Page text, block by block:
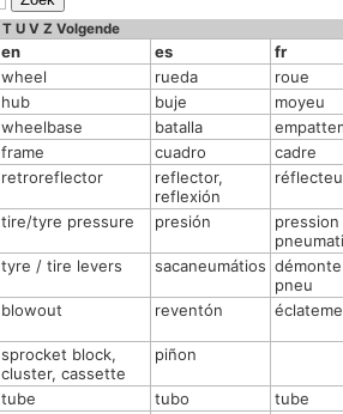
T U V Z Volgende
en es fr
wheel rueda roue
hub buje moyeu
wheelbase batalla
frame cuadro cadre
retroreflector
reflector,
reflexión
tire/tyre pressure presión
pression
tyre / tire levers sacaneumátios démonte
pneu
blowout reventón
sprocket block,
cluster, cassette
piñon
tube tubo tube